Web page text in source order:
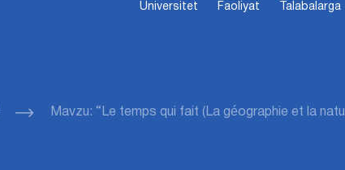
Universitet Faoliyat Talabalarga
Mavzu: “Le temps qui fait (La géographie et la